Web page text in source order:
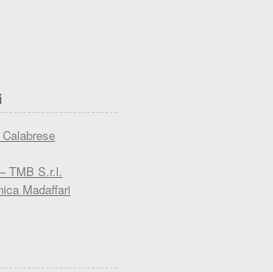
TMB S.r.l.
Madaffari